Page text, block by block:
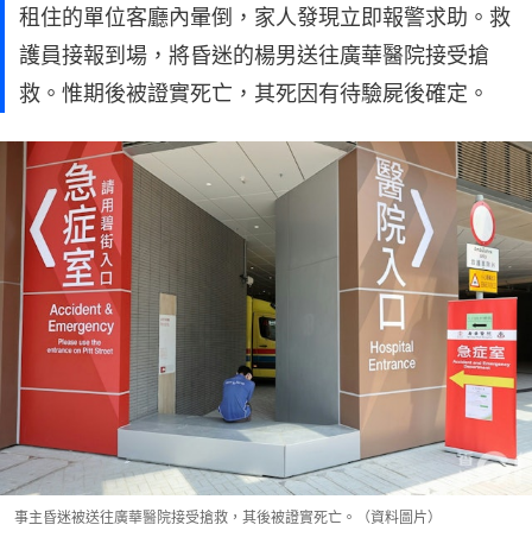
租住的單位客廳內暈倒，家人發現立即報警求助。救
護員接報到場，將昏迷的楊男送往廣華醫院接受搶
救。惟期後被證實死亡，其死因有待驗屍後確定。
事主昏迷被送往廣華醫院接受搶救，其後被證實死亡。（資料圖片）